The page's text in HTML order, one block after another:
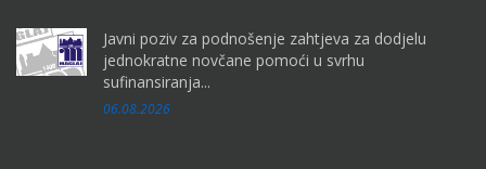
Javni poziv za podnošenje zahtjeva za dodjelu
jednokratne novčane pomoći u svrhu
sufinansiranja...
06.08.2026